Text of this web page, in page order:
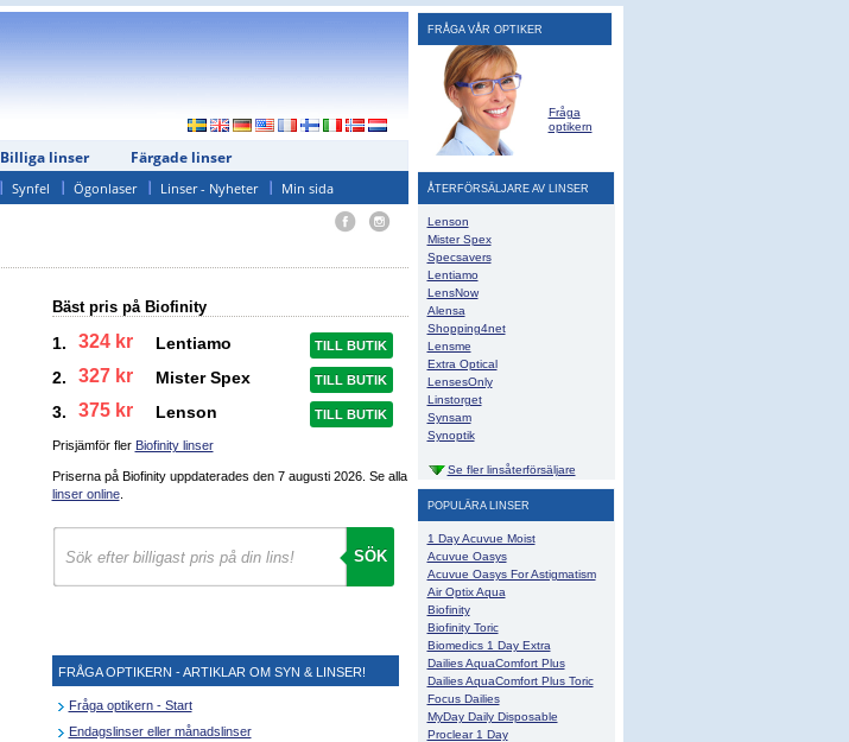
Billiga linser Färgade linser
Synfel Ögonlaser Linser - Nyheter Min sida
Bäst pris på Biofinity
1. 324 kr Lentiamo TILL BUTIK
2. 327 kr Mister Spex TILL BUTIK
3. 375 kr Lenson TILL BUTIK
Prisjämför fler Biofinity linser
Priserna på Biofinity uppdaterades den 7 augusti 2026. Se alla
linser online.
SÖK
FRÅGA OPTIKERN - ARTIKLAR OM SYN & LINSER!
Fråga optikern - Start
Endagslinser eller månadslinser
FRÅGA VÅR OPTIKER
Fråga
optikern
ÅTERFÖRSÄLJARE AV LINSER
Lenson
Mister Spex
Specsavers
Lentiamo
LensNow
Alensa
Shopping4net
Lensme
Extra Optical
LensesOnly
Linstorget
Synsam
Synoptik
Se fler linsåterförsäljare
POPULÄRA LINSER
1 Day Acuvue Moist
Acuvue Oasys
Acuvue Oasys For Astigmatism
Air Optix Aqua
Biofinity
Biofinity Toric
Biomedics 1 Day Extra
Dailies AquaComfort Plus
Dailies AquaComfort Plus Toric
Focus Dailies
MyDay Daily Disposable
Proclear 1 Day